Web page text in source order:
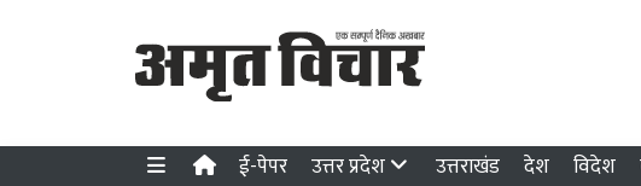
ई-पेपर उत्तर प्रदेश उत्तराखंड देश विदेश